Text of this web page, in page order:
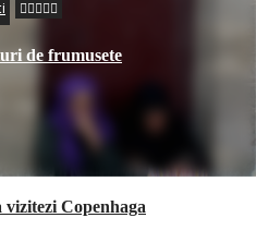
de frumusete
vizitezi Copenhaga